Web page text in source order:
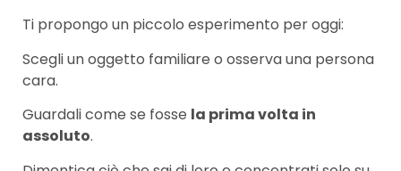
Ti propongo un piccolo esperimento per oggi:
Scegli un oggetto familiare o osserva una persona
cara.
Guardali come se fosse la prima volta in
assoluto.